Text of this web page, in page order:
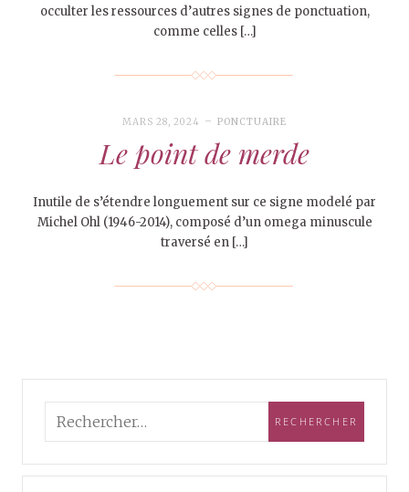
occulter les ressources d’autres signes de ponctuation,
comme celles […]
MARS 28, 2024 PONCTUAIRE
Le point de merde
Inutile de s’étendre longuement sur ce signe modelé par
Michel Ohl (1946-2014), composé d’un omega minuscule
traversé en […]